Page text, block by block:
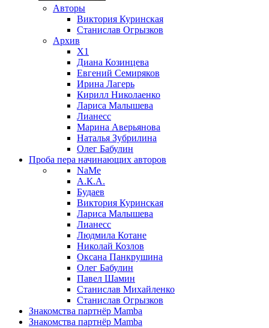
Авторы
Виктория Куринская
Станислав Огрызков
Архив
X1
Диана Козинцева
Евгений Семиряков
Ирина Лагерь
Кирилл Николаенко
Лариса Малышева
Лианесс
Марина Аверьянова
Наталья Зубрилина
Олег Бабулин
Проба пера начинающих авторов
NaMe
А.К.А.
Будаев
Виктория Куринская
Лариса Малышева
Лианесс
Людмила Котане
Николай Козлов
Оксана Панкрушина
Олег Бабулин
Павел Шамин
Станислав Михайленко
Станислав Огрызков
Знакомства партнёр Mamba
Знакомства партнёр Mamba